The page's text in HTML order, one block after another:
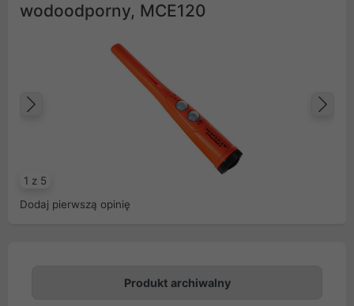
wodoodporny, MCE120
1 z 5
Dodaj pierwszą opinię
Produkt archiwalny